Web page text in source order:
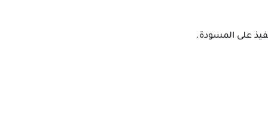
على المسودة.